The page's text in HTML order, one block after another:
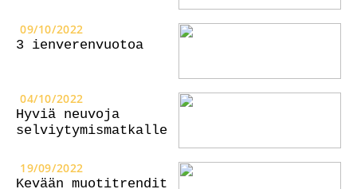
09/10/2022
3 ienverenvuotoa
04/10/2022
Hyviä neuvoja
selviytymismatkalle
19/09/2022
Kevään muotitrendit